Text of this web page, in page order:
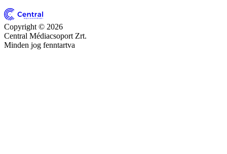
Copyright © 2026
Central Médiacsoport Zrt.
Minden jog fenntartva